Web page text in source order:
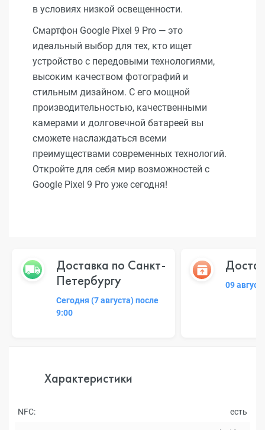
в условиях низкой освещенности.
Смартфон Google Pixel 9 Pro — это
идеальный выбор для тех, кто ищет
устройство с передовыми технологиями,
высоким качеством фотографий и
стильным дизайном. С его мощной
производительностью, качественными
камерами и долговечной батареей вы
сможете наслаждаться всеми
преимуществами современных технологий.
Откройте для себя мир возможностей с
Google Pixel 9 Pro уже сегодня!
Доставка по Санкт-
Петербургу
Сегодня (7 августа) после
9:00
09
Характеристики
NFC: есть